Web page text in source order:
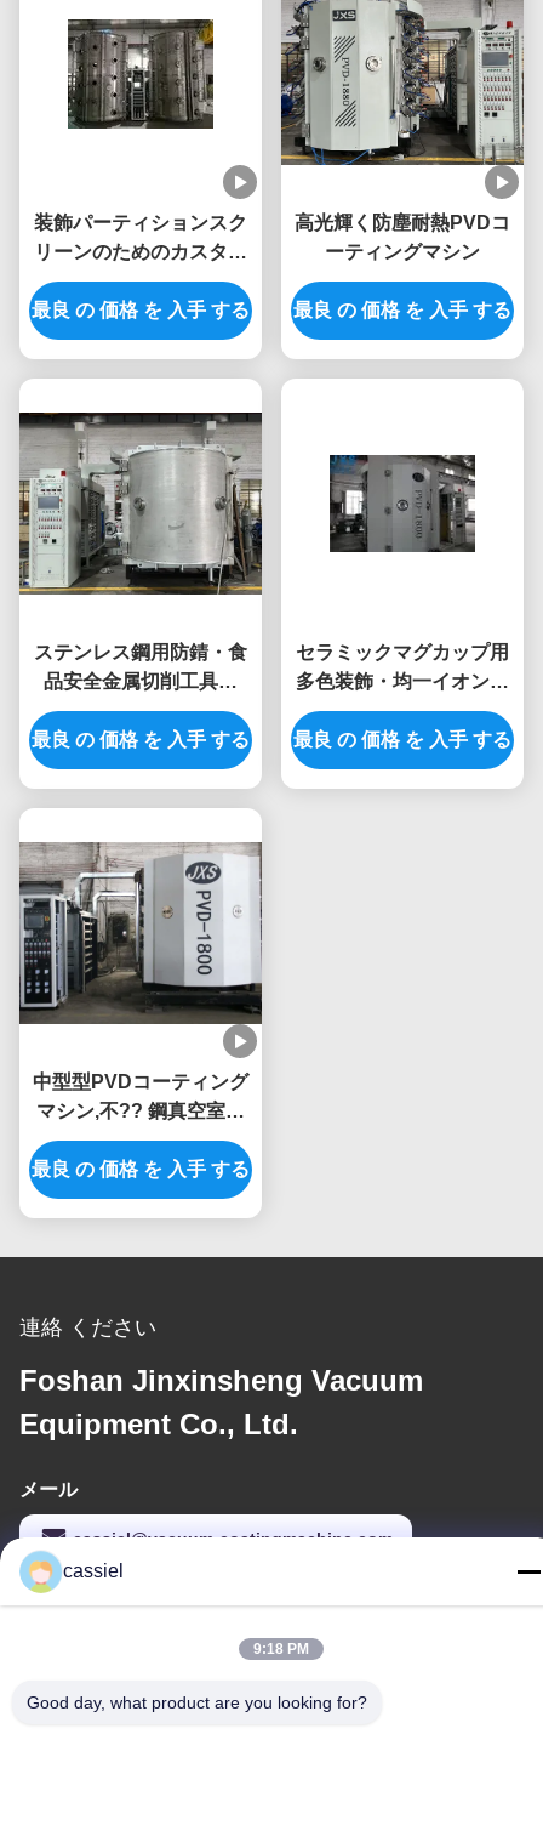
装飾パーティションスク
リーンのためのカスタム
メイド防水傷防止PVD真
空コーティング機
最良 の 価格 を 入手 する
高光輝く防塵耐熱PVDコ
ーティングマシン
最良 の 価格 を 入手 する
ステンレス鋼用防錆・食
品安全金属切削工具用
PVD真空コーティング装
置
最良 の 価格 を 入手 する
セラミックマグカップ用
多色装飾・均一イオン源
付き低温PVDコーティン
グ装置
最良 の 価格 を 入手 する
中型型PVDコーティング
マシン,不?? 鋼真空室で
大量生産
最良 の 価格 を 入手 する
連絡 ください
Foshan Jinxinsheng Vacuum
Equipment Co., Ltd.
メール
cassiel@vacuum-coatingmachine.com
NO.14の第1通り、Niulanweiの道、Shishanの町、南海区、フォー
cassiel
9:18 PM
Good day, what product are you looking for?